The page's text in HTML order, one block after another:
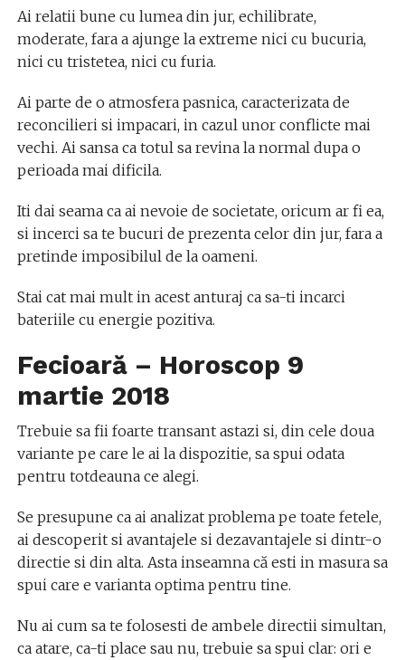
Ai relatii bune cu lumea din jur, echilibrate,
moderate, fara a ajunge la extreme nici cu bucuria,
nici cu tristetea, nici cu furia.
Ai parte de o atmosfera pasnica, caracterizata de
reconcilieri si impacari, in cazul unor conflicte mai
vechi. Ai sansa ca totul sa revina la normal dupa o
perioada mai dificila.
Iti dai seama ca ai nevoie de societate, oricum ar fi ea,
si incerci sa te bucuri de prezenta celor din jur, fara a
pretinde imposibilul de la oameni.
Stai cat mai mult in acest anturaj ca sa-ti incarci
bateriile cu energie pozitiva.
Fecioară – Horoscop 9
martie 2018
Trebuie sa fii foarte transant astazi si, din cele doua
variante pe care le ai la dispozitie, sa spui odata
pentru totdeauna ce alegi.
Se presupune ca ai analizat problema pe toate fetele,
ai descoperit si avantajele si dezavantajele si dintr-o
directie si din alta. Asta inseamna că esti in masura sa
spui care e varianta optima pentru tine.
Nu ai cum sa te folosesti de ambele directii simultan,
ca atare, ca-ti place sau nu, trebuie sa spui clar: ori e